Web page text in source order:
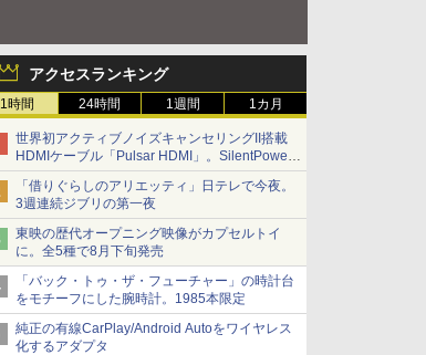
アクセスランキング
1時間 24時間 1週間 1カ月
世界初アクティブノイズキャンセリングII搭載
HDMIケーブル「Pulsar HDMI」。SilentPower
から
「借りぐらしのアリエッティ」日テレで今夜。
3週連続ジブリの第一夜
東映の歴代オープニング映像がカプセルトイ
に。全5種で8月下旬発売
「バック・トゥ・ザ・フューチャー」の時計台
をモチーフにした腕時計。1985本限定
純正の有線CarPlay/Android Autoをワイヤレス
化するアダプタ